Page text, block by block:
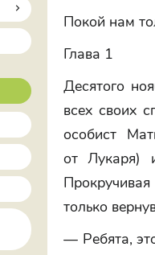
Покой нам
Глава 1
Десятого
всех своих
особист
от Лукаря)
только
— Ребята,